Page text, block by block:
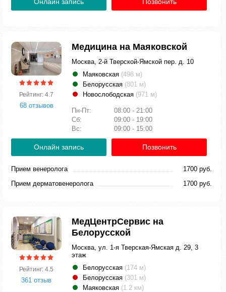
Рейтинг: 4.7
68 отзывов
Медицина на Маяковской
Москва, 2-й Тверской-Ямской пер. д. 10
Маяковская (498 м)
Белорусская (801 м)
Новослободская (971 м)
Пн-Пт:
08:00 - 21:00
Сб:
09:00 - 19:00
Вс:
09:00 - 15:00
Онлайн запись Позвонить
Прием венеролога
1700 руб.
Прием дерматовенеролога
1700 руб.
Рейтинг: 4.5
361 отзыв
МедЦентрСервис на
Белорусской
Москва, ул. 1-я Тверская-Ямская д. 29, 3
этаж
Белорусская (174 м)
Белорусская (301 м)
Маяковская (1.2 км)